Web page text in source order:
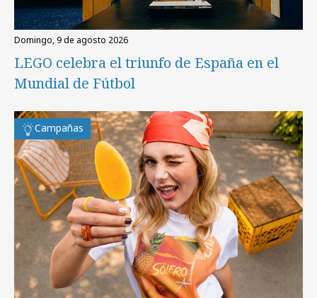
domingo, 9 de agosto 2026
LEGO celebra el triunfo de España en el
Mundial de Fútbol
Campañas